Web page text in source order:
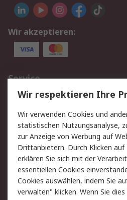
Wir akzeptieren:
Service
Value Added Services
Rücksendungen
Hilfe
Rechtliches
AGB
Cookie-Richtlinie
Wir respektieren Ihre
Wir verwenden Cookies und
statistischen Nutzungsanalyse,
zur Anzeige von Werbung auf
Drittanbietern. Durch Klicken auf
erklären Sie sich mit der
essentiellen Cookies
Cookies auswählen, indem Sie
verwalten" klicken. Wenn Sie